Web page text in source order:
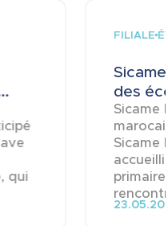
qui
FILIALE
des
Sicame
Sicame